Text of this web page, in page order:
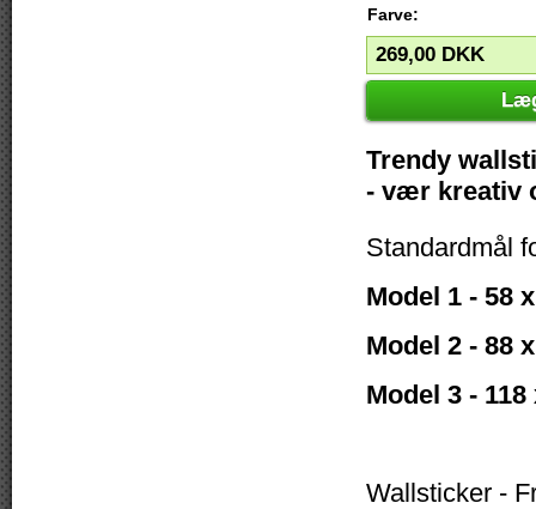
Farve:
269,00 DKK
Trendy
- vær kreativ
Standardmål
Model 1 - 58
Model 2 - 88
Model 3 -
Wallsticker -